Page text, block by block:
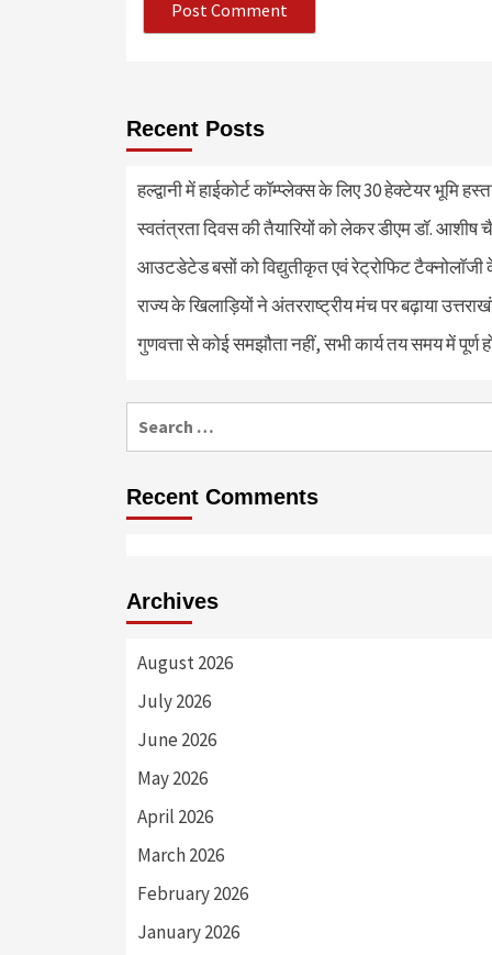
Recent Posts
हल्द्वानी में हाईकोर्ट कॉम्प्लेक्स के लिए 30 हेक्टेयर भूमि
स्वतंत्रता दिवस की तैयारियों को लेकर डीएम डॉ. आशीष
आउटडेटेड बसों को विद्युतीकृत एवं रेट्रोफिट टैक्नोलाॅजी
राज्य के खिलाड़ियों ने अंतरराष्ट्रीय मंच पर बढ़ाया
गुणवत्ता से कोई समझौता नहीं, सभी कार्य तय समय में पूर्ण
Recent Comments
Archives
August 2026
July 2026
June 2026
May 2026
April 2026
March 2026
February 2026
January 2026